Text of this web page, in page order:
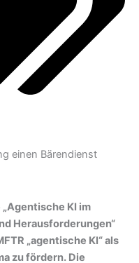
einen Bärendienst
KI im
Herausforderungen“
„agentische KI“ als
zu fördern. Die